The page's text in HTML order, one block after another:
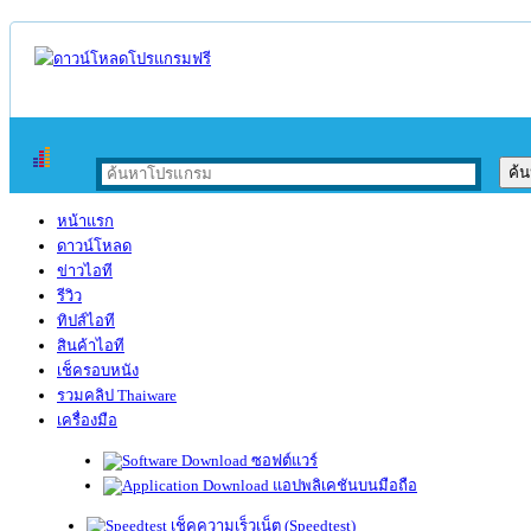
หน้าแรก
ดาวน์โหลด
ข่าวไอที
รีวิว
ทิปส์ไอที
สินค้าไอที
เช็ครอบหนัง
รวมคลิป Thaiware
เครื่องมือ
ซอฟต์แวร์
แอปพลิเคชันบนมือถือ
เช็คความเร็วเน็ต (Speedtest)